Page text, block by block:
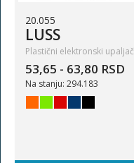
20.055
LUSS
Plastični elektronski upaljač
53,65 - 63,80 RSD
Na stanju: 294.183